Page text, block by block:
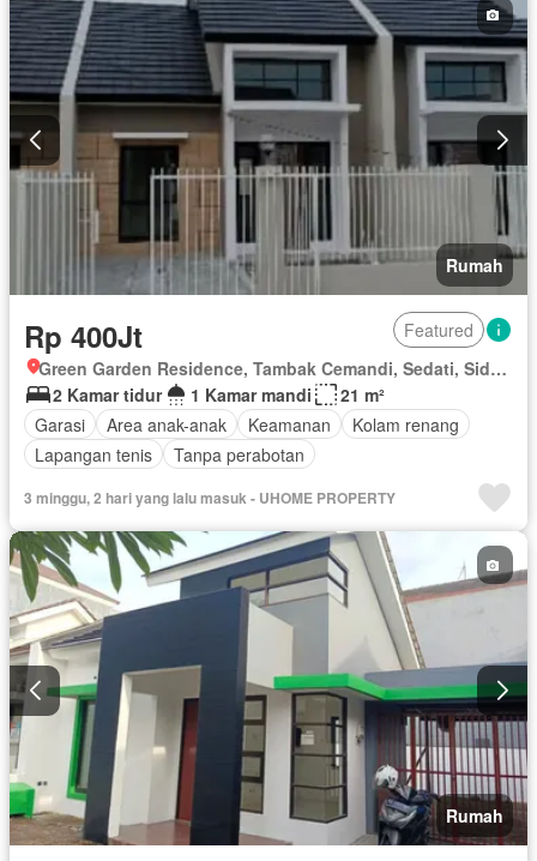
Rumah
Rp 400Jt
Featured
Green Garden Residence, Tambak Cemandi, Sedati, Sidoarjo, Jawa Timur
2 Kamar tidur
1 Kamar mandi
21 m²
Garasi
Area anak-anak Keamanan
Kolam renang
Lapangan tenis
Tanpa perabotan
3 minggu, 2 hari yang lalu masuk - UHOME PROPERTY
Rumah